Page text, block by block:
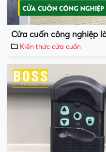
Cửa cuốn công nghiệp
Kiến thức cửa cuốn